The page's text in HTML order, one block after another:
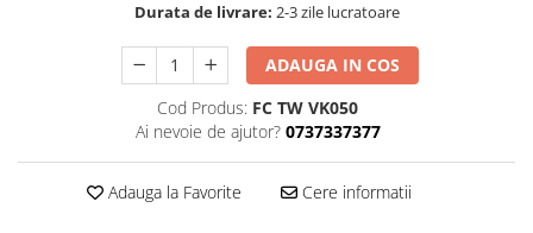
Durata de livrare: 2-3 zile lucratoare
ADAUGA IN COS
Cod Produs: FC TW VK050
Ai nevoie de ajutor? 0737337377
Adauga la Favorite Cere informatii